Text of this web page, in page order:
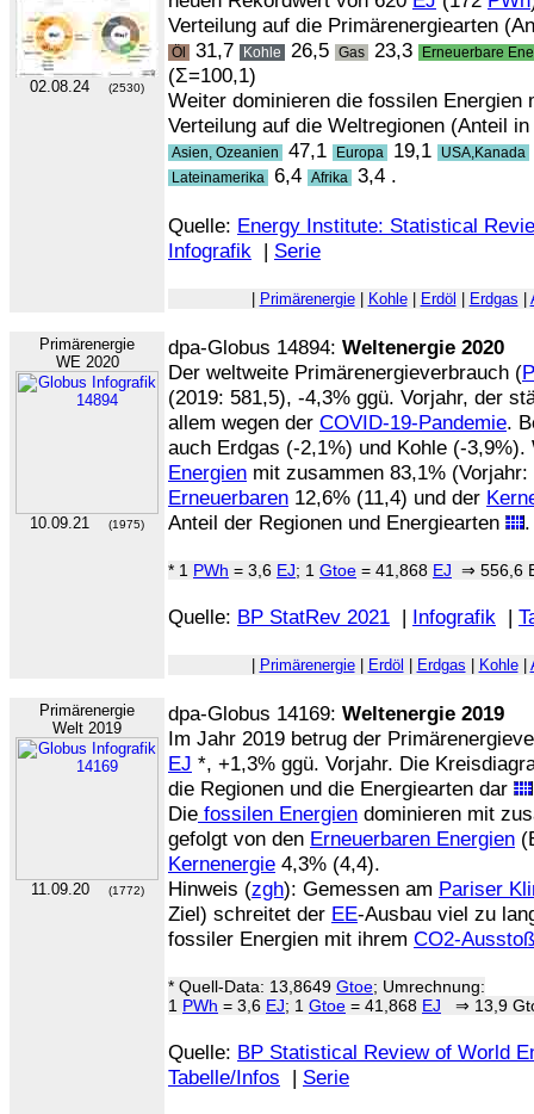
02.08.24 (2530)
Verteilung auf die Primärenergiearten
Öl 31,7 Kohle 26,5 Gas 23,3 Erneuerbare
(Σ=100,1)
Weiter dominieren die fossilen Energien
Verteilung auf die Weltregionen (Anteil
Asien, Ozeanien 47,1 Europa 19,1 USA,Kanada
Lateinamerika 6,4 Afrika 3,4 .
Quelle: Energy Institute: Statistical
Infografik | Serie
Primärenergie| Kohle| Erdöl Erdgas
Primärenergie
WE 2020
10.09.21 (1975)
dpa-Globus 14894: Weltenergie 2020
Der weltweite Primärenergieverbrauch (
(2019: 581,5), -4,3% ggü. Vorjahr, der
allem wegen der COVID-19-Pandemie.
auch Erdgas (-2,1%) und Kohle (-
Energien mit zusammen 83,1%
Erneuerbaren 12,6% (11,4) und der
Anteil der Regionen und Energiearten
.
* 1 PWh = 3,6 EJ; 1 Gtoe = 41,868 EJ ⇒ 556,6
Quelle: BP StatRev 2021 | Infografik |
Primärenergie| Erdöl Erdgas Kohle|
Primärenergie
Welt 2019
11.09.20 (1772)
dpa-Globus 14169: Weltenergie 2019
Im Jahr 2019 betrug der
EJ *, +1,3% ggü. Vorjahr. Die
die Regionen und die Energiearten dar
Die fossilen Energien dominieren mit
gefolgt von den Erneuerbaren Energien
Kernenergie 4,3% (4,4).
Hinweis (zgh): Gemessen am Pariser
Ziel) schreitet der EE-Ausbau viel zu
fossiler Energien mit ihrem CO2-Ausstoß
* Quell-Data: 13,8649 Gtoe; Umrechnung:
1 PWh = 3,6 EJ; 1 Gtoe = 41,868 EJ ⇒ 13,9
Quelle: BP Statistical Review of World
Tabelle/Infos | Serie